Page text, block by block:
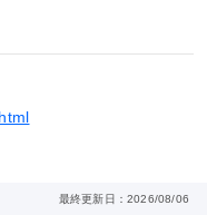
最終更新日：2026/08/06